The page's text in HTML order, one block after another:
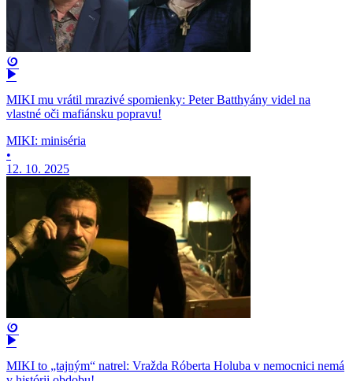
MIKI mu vrátil mrazivé spomienky: Peter Batthyány videl na
vlastné oči mafiánsku popravu!
MIKI: miniséria
•
12. 10. 2025
MIKI to „tajným“ natrel: Vražda Róberta Holuba v nemocnici nemá